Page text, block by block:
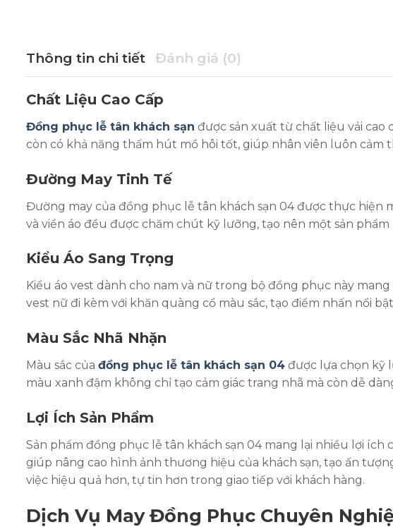
Thông tin chi tiết Đánh giá (0)
Chất Liệu Cao Cấp
Đồng phục lễ tân khách sạn được sản xuất từ chất liệu vải cao
còn có khả năng thấm hút mồ hôi tốt, giúp nhân viên luôn cảm
Đường May Tinh Tế
Đường may của đồng phục lễ tân khách sạn 04 được thực hiện
và viền áo đều được chăm chút kỹ lưỡng, tạo nên một sản
Kiểu Áo Sang Trọng
Kiểu áo vest dành cho nam và nữ trong bộ đồng phục này
vest nữ đi kèm với khăn quàng cổ màu sắc, tạo điểm nhấn nổi
Màu Sắc Nhã Nhặn
Màu sắc của đồng phục lễ tân khách sạn 04 được lựa chọn kỹ
màu xanh đậm không chỉ tạo cảm giác trang nhã mà còn dễ
Lợi Ích Sản Phẩm
Sản phẩm đồng phục lễ tân khách sạn 04 mang lại nhiều lợi
giúp nâng cao hình ảnh thương hiệu của khách sạn, tạo ấn
việc hiệu quả hơn, tự tin hơn trong giao tiếp với khách hàng.
Dịch Vụ May Đồng Phục Chuyên